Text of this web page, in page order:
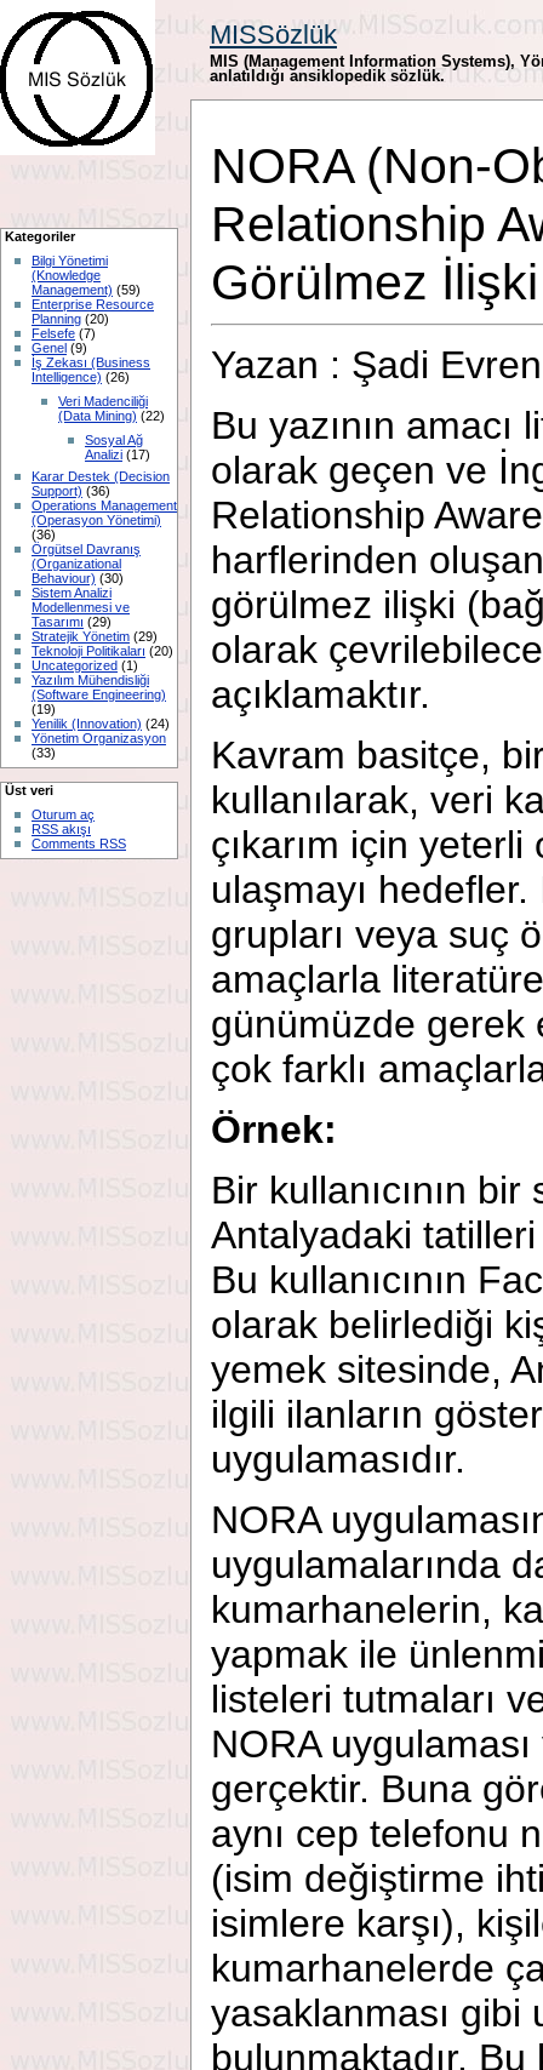
MISSözlük
MIS (Management Information Systems),
anlatıldığı ansiklopedik sözlük.
Kategoriler
Bilgi Yönetimi
(Knowledge
Management) (59)
Enterprise Resource
Planning (20)
Felsefe (7)
Genel (9)
İş Zekası (Business
Intelligence) (26)
Veri Madenciliği
(Data Mining) (22)
Sosyal Ağ
Analizi (17)
Karar Destek (Decision
Support) (36)
Operations Management
(Operasyon Yönetimi)
(36)
Örgütsel Davranış
(Organizational
Behaviour) (30)
Sistem Analizi
Modellenmesi ve
Tasarımı (29)
Stratejik Yönetim (29)
Teknoloji Politikaları (20)
Uncategorized (1)
Yazılım Mühendisliği
(Software Engineering)
(19)
Yenilik (Innovation) (24)
Yönetim Organizasyon
(33)
Üst veri
Oturum aç
RSS akışı
Comments RSS
NORA (Non-
Relationship
Görülmez İlişki
Yazan : Şadi
Bu yazının amacı
olarak geçen ve
Relationship
harflerinden
görülmez ilişki
olarak
açıklamaktır.
Kavram basitçe,
kullanılarak, veri
çıkarım için yeterli
ulaşmayı
grupları veya suç
amaçlarla
günümüzde gerek
çok farklı
Örnek:
Bir kullanıcının
Antalyadaki tatilleri
Bu kullanıcının
olarak belirlediği
yemek sitesinde,
ilgili ilanların
uygulamasıdır.
NORA
uygulamalarında
kumarhanelerin,
yapmak ile
listeleri tutmaları
NORA
gerçektir. Buna
aynı cep telefonu
(isim değiştirme
isimlere karşı),
kumarhanelerde
yasaklanması gibi
bulunmaktadır.